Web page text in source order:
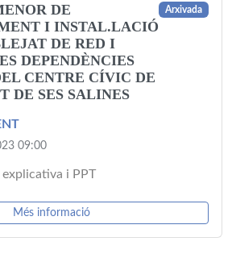
DE
I INSTAL.LACIÓ
DE RED I
DEPENDÈNCIES
CENTRE CÍVIC DE
DE SES SALINES
Arxivada
09:00
i PPT
Més informació